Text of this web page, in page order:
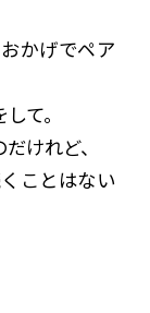
かげでペア
て。
けれど、
ことはない